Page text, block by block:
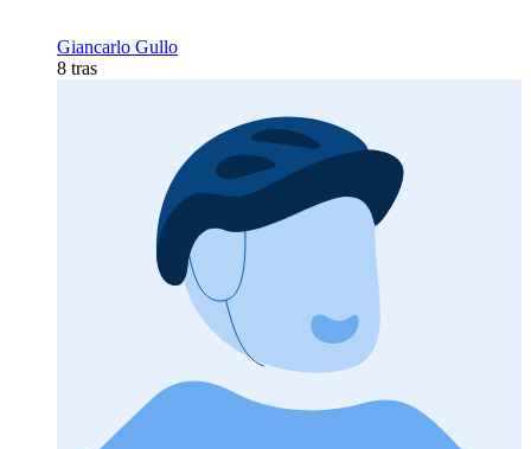
Giancarlo Gullo
8 tras